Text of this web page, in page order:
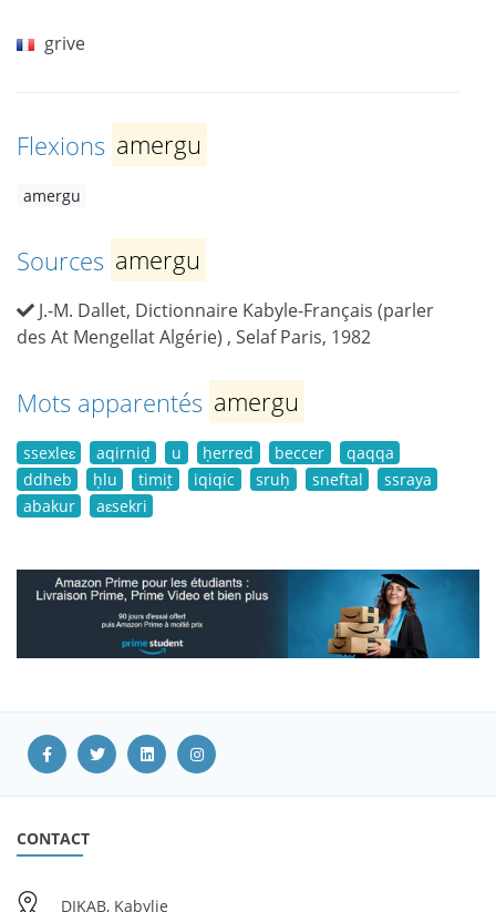
grive
Flexions amergu
amergu
Sources amergu
J.-M. Dallet, Dictionnaire Kabyle-Français (parler
des At Mengellat Algérie) , Selaf Paris, 1982
Mots apparentés amergu
ssexleɛ aqirniḍ u ḥerred beccer
qaqqa
ddheb
ḥlu timiṭ iqiqic sruḥ sneftal
ssraya
abakur
aɛsekri
CONTACT
DIKAB, Kabylie